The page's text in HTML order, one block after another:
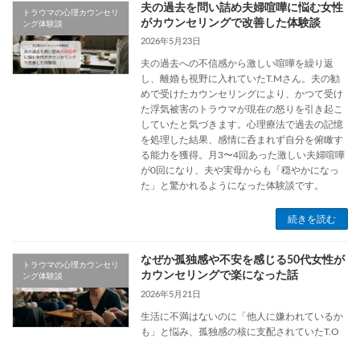
トラウマの心理カウンセリ
ング体験談
夫の過去を問い詰め夫婦喧嘩に悩む女性
がカウンセリングで改善した体験談
2026年5月23日
夫の過去への不信感から激しい喧嘩を繰り返
し、離婚も視野に入れていたT.Mさん。夫の勧
めで受けたカウンセリングにより、かつて受け
た浮気被害のトラウマが現在の怒りを引き起こ
していたと気づきます。心理療法で過去の記憶
を処理した結果、感情に呑まれず自分を俯瞰す
る能力を獲得。月3〜4回あった激しい夫婦喧嘩
が0回になり、夫や実母からも「穏やかになっ
た」と驚かれるようになった体験談です。
続きを読む
トラウマの心理カウンセリ
ング体験談
なぜか孤独感や不安を感じる50代女性が
カウンセリングで楽になった話
2026年5月21日
生活に不満はないのに「他人に嫌われているか
も」と悩み、孤独感の核に支配されていたT.O